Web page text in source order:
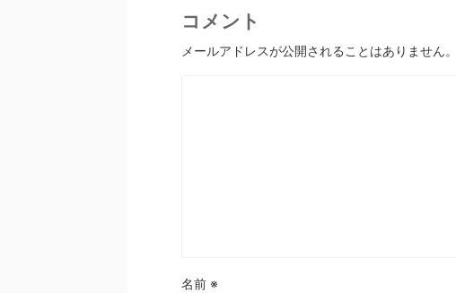
コメント
メールアドレスが公開されることはありません。
名前 ※